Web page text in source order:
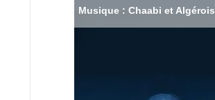
Musique : Chaabi et Algérois